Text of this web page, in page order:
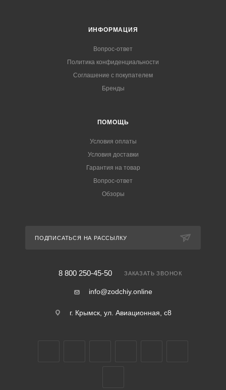
ИНФОРМАЦИЯ
Вопрос-ответ
Политика конфиденциальности
Соглашение с покупателем
Бренды
ПОМОЩЬ
Условия оплаты
Условия доставки
Гарантия на товар
Вопрос-ответ
Обзоры
ПОДПИСАТЬСЯ НА РАССЫЛКУ
8 800 250-45-50 ЗАКАЗАТЬ ЗВОНОК
info@zodchiy.online
г. Крымск, ул. Авиационная, с8